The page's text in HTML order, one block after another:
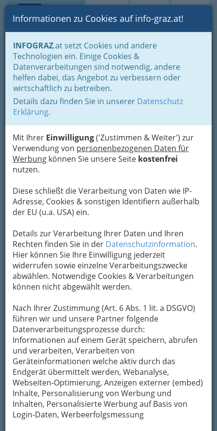
Suche Login Toggle
Informationen zu Cookies auf info-graz.at!
INFOGRAZ.at setzt Cookies und andere
Technologien ein. Einige Cookies &
Datenverarbeitungen sind notwendig, andere
helfen dabei, das Angebot zu verbessern oder
wirtschaftlich zu betreiben.
Details dazu finden Sie in unserer Datenschutz
Erklärung.
Mit Ihrer Einwilligung('Zustimmen & Weiter') zur
Verwendung von personenbezogenen Daten für
Werbung können Sie unsere Seite kostenfrei
nutzen.
Diese schließt die Verarbeitung von Daten wie IP-
Adresse, Cookies & sonstigen Identifiern außerhalb
der EU (u.a. USA) ein.
Details zur Verarbeitung Ihrer Daten und Ihren
Rechten finden Sie in der Datenschutzinformation.
Hier können Sie Ihre Einwilligung jederzeit
widerrufen sowie einzelne Verarbeitungszwecke
abwählen. Notwendige Cookies & Verarbeitungen
können nicht abgewählt werden.
Nach Ihrer Zustimmung (Art. 6 Abs. 1 lit. a DSGVO)
führen wir und unsere Partner folgende
Datenverarbeitungsprozesse durch:
Informationen auf einem Gerät speichern, abrufen
und verarbeiten, Verarbeiten von
Geräteinformationen welche aktiv durch das
Endgerät übermittelt werden, Webanalyse,
Webseiten-Optimierung, Anzeigen externer (embed)
Inhalte, Personalisierung von Werbung und
Inhalten, Personalisierte Werbung auf Basis von
Login-Daten, Werbeerfolgsmessung
Home Fotos
Festivals und Veranstaltungsreihen
Jazzwerkstatt - Jazz
Jazzwerkstatt 2017 Graz -
Fotos Tag 6
6. Tag der Jazzwerkstatt 2017 Graz - Orpheum eXtra - 001
Vergrößern
Previous
Jazzwerkstatt 2017 Graz, Fotos
Tag 6
Orpheum eXtra
Auch am6. Tag der Jazzwerkstattwar man in
Graz äußerst produktiv: es wurde wieder mit
höchstem künstlerischen Einsatz gefiedelt,
geschlagen, geklopft, aufgegeigt und gesungen.
Vor allem Jazz, aber natürlich auch Popmusik
und darüber hinaus Moderne sorgten im
Programm für Vielschichtigkeit und Virtuosität.